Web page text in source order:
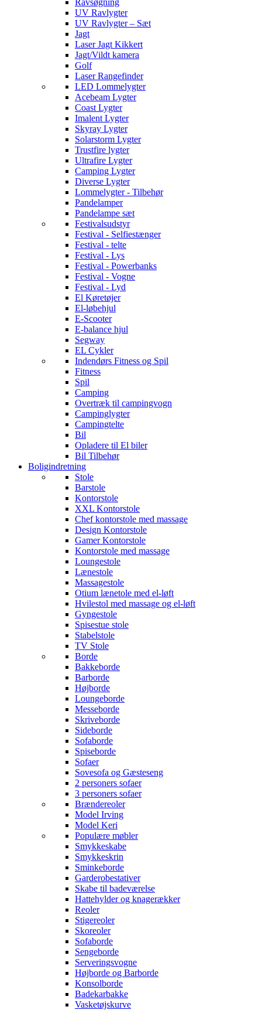
Ravsøgning
UV Ravlygter
UV Ravlygter – Sæt
Jagt
Laser Jagt Kikkert
Jagt/Vildt kamera
Golf
Laser Rangefinder
LED Lommelygter
Acebeam Lygter
Coast Lygter
Imalent Lygter
Skyray Lygter
Solarstorm Lygter
Trustfire lygter
Ultrafire Lygter
Camping Lygter
Diverse Lygter
Lommelygter - Tilbehør
Pandelamper
Pandelampe sæt
Festivalsudstyr
Festival - Selfiestænger
Festival - telte
Festival - Lys
Festival - Powerbanks
Festival - Vogne
Festival - Lyd
El Køretøjer
El-løbehjul
E-Scooter
E-balance hjul
Segway
EL Cykler
Indendørs Fitness og Spil
Fitness
Spil
Camping
Overtræk til campingvogn
Campinglygter
Campingtelte
Bil
Opladere til El biler
Bil Tilbehør
Boligindretning
Stole
Barstole
Kontorstole
XXL Kontorstole
Chef kontorstole med massage
Design Kontorstole
Gamer Kontorstole
Kontorstole med massage
Loungestole
Lænestole
Massagestole
Otium lænetole med el-løft
Hvilestol med massage og el-løft
Gyngestole
Spisestue stole
Stabelstole
TV Stole
Borde
Bakkeborde
Barborde
Højborde
Loungeborde
Messeborde
Skriveborde
Sideborde
Sofaborde
Spiseborde
Sofaer
Sovesofa og Gæsteseng
2 personers sofaer
3 personers sofaer
Brændereoler
Model Irving
Model Keri
Populære møbler
Smykkeskabe
Smykkeskrin
Sminkeborde
Garderobestativer
Skabe til badeværelse
Hattehylder og knagerækker
Reoler
Stigereoler
Skoreoler
Sofaborde
Sengeborde
Serveringsvogne
Højborde og Barborde
Konsolborde
Badekarbakke
Vasketøjskurve